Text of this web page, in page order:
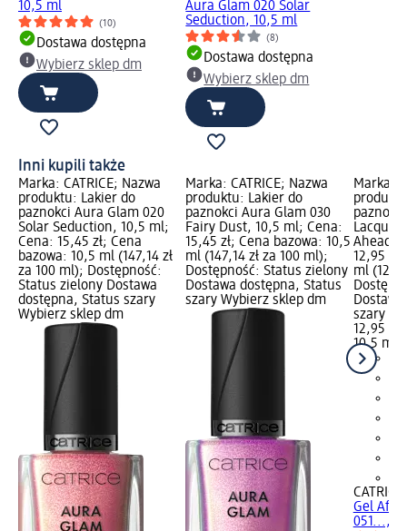
10,5 ml
(10)
Dostawa dostępna
Wybierz sklep dm
Aura Glam 020 Solar
Seduction, 10,5 ml
(8)
Dostawa dostępna
Wybierz sklep dm
Inni kupili także
Marka: CATRICE; Nazwa
produktu: Lakier do
paznokci Aura Glam 020
Solar Seduction, 10,5 ml;
Cena: 15,45 zł; Cena
bazowa: 10,5 ml (147,14 zł
za 100 ml); Dostępność:
Status zielony Dostawa
dostępna, Status szary
Wybierz sklep dm
Marka: CATRICE; Nazwa
produktu: Lakier do
paznokci Aura Glam 030
Fairy Dust, 10,5 ml; Cena:
15,45 zł; Cena bazowa: 10,5
ml (147,14 zł za 100 ml);
Dostępność: Status zielony
Dostawa dostępna, Status
szary Wybierz sklep dm
Marka:
Lacquer
Ahead,
12,95
ml
szary
12,95 zł
10,5 ml
CATRICE
Gel
051...,